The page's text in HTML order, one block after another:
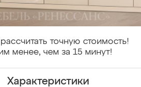
точную стоимость!
менее, чем за 15 минут!
Характеристики